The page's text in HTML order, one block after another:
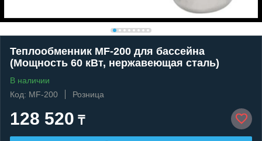
Теплообменник MF-200 для бассейна
(Мощность 60 кВт, нержавеющая сталь)
В наличии
Код: MF-200
Розница
128 520 ₸